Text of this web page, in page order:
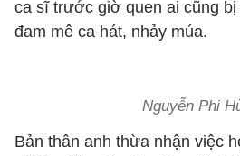
ca sĩ trước giờ quen ai cũng
đam mê ca hát, nhảy múa.
Nguyễn Phi
Bản thân anh thừa nhận việc